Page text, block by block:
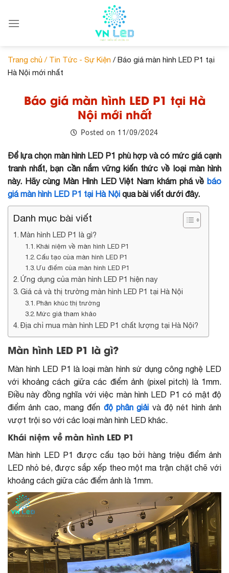
Trang chủ / Tin Tức - Sự Kiện / Báo giá màn hình LED P1 tại
Hà Nội mới nhất
Báo giá màn hình LED P1 tại Hà
Nội mới nhất
Posted on 11/09/2024
Để lựa chọn màn hình LED P1 phù hợp và có mức giá cạnh
tranh nhất, bạn cần nắm vững kiến thức về loại màn hình
này. Hãy cùng Màn Hình LED Việt Nam khám phá về báo
giá màn hình LED P1 tại Hà Nội qua bài viết dưới đây.
Danh mục bài viết
Màn hình LED P1 là gì?
Khái niệm về màn hình LED P1
Cấu tạo của màn hình LED P1
Ưu điểm của màn hình LED P1
Ứng dụng của màn hình LED P1 hiện nay
Giá cả và thị trường màn hình LED P1 tại Hà Nội
Phân khúc thị trường
Mức giá tham khảo
Địa chỉ mua màn hình LED P1 chất lượng tại Hà Nội?
Màn hình LED P1 là gì?
Màn hình LED P1 là loại màn hình sử dụng công nghệ LED
với khoảng cách giữa các điểm ảnh (pixel pitch) là 1mm.
Điều này đồng nghĩa với việc màn hình LED P1 có mật độ
điểm ảnh cao, mang đến độ phân giải và độ nét hình ảnh
vượt trội so với các loại màn hình LED khác.
Khái niệm về màn hình LED P1
Màn hình LED P1 được cấu tạo bởi hàng triệu điểm ảnh
LED nhỏ bé, được sắp xếp theo một ma trận chặt chẽ với
khoảng cách giữa các điểm ảnh là 1mm.